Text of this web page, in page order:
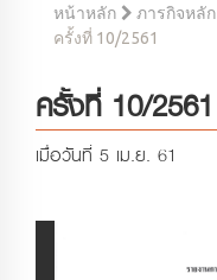
หน้าหลัก ภารกิจหลัก
ครั้งที่ 10/2561
ครั้งที่ 10/2561
เมื่อวันที่ 5 เม.ย. 61